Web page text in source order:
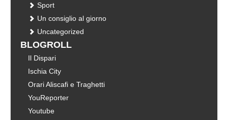
Sport
Un consiglio al giorno
Uncategorized
BLOGROLL
Il Dispari
Ischia City
Orari Aliscafi e Traghetti
YouReporter
Youtube